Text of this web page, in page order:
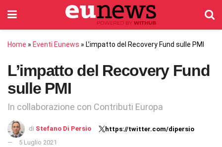
Home » Eventi Eunews » L’impatto del Recovery Fund sulle PMI
L’impatto del Recovery Fund
sulle PMI
In collaborazione con Contributi Europa
di Stefano Di Persio
https://twitter.com/dipersio
5 Luglio 2021